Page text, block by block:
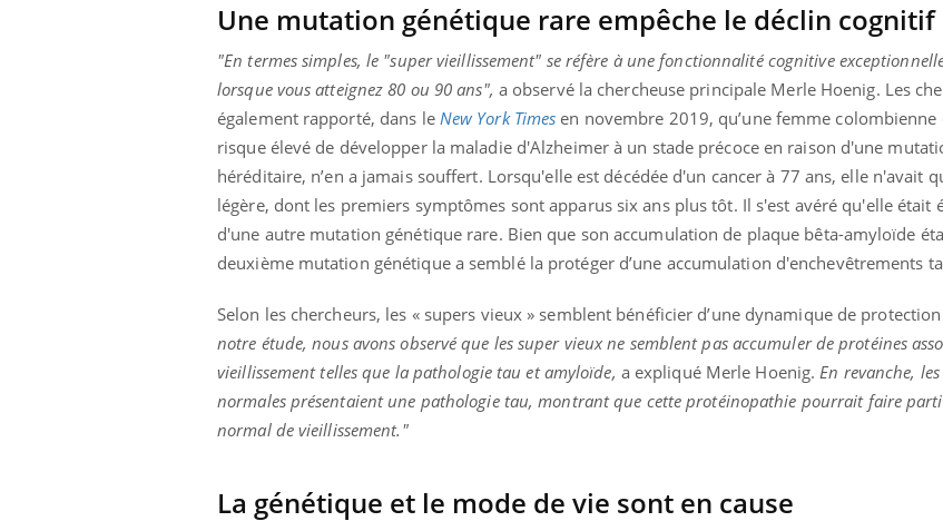
Une mutation génétique rare empêche le déclin cognitif
"En termes simples, le "super vieillissement" se réfère à une fonctionnalité cognitive
lorsque vous atteignez 80 ou 90 ans", a observé la chercheuse principale Merle Hoenig. Les
également rapporté, dans le New York Times en novembre 2019, qu’une femme
risque élevé de développer la maladie d'Alzheimer à un stade précoce en raison d'une
héréditaire, n’en a jamais souffert. Lorsqu'elle est décédée d'un cancer à 77 ans, elle n'avait
légère, dont les premiers symptômes sont apparus six ans plus tôt. Il s'est avéré qu'elle était
d'une autre mutation génétique rare. Bien que son accumulation de plaque bêta-amyloïde
deuxième mutation génétique a semblé la protéger d’une accumulation d'enchevêtrements
Selon les chercheurs, les « supers vieux » semblent bénéficier d’une dynamique de
notre étude, nous avons observé que les super vieux ne semblent pas accumuler de protéines
vieillissement telles que la pathologie tau et amyloïde, a expliqué Merle Hoenig.En revanche,
normales présentaient une pathologie tau, montrant que cette protéinopathie pourrait faire
normal de vieillissement."
La génétique et le mode de vie sont en cause